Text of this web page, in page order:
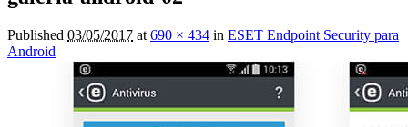
Published 03/05/2017 at 690 × 434 in ESET Endpoint Security para
Android